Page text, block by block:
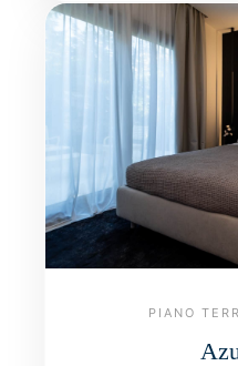
PIANO